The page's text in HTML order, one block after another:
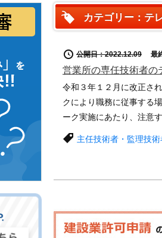
カテゴリー：テ
公開日：2022.12.09 最
営業所の専任技術者の
令和３年１２月に改正さ
クにより職務に従事する
ーク実施にあたり、注意す
主任技術者・監理技術